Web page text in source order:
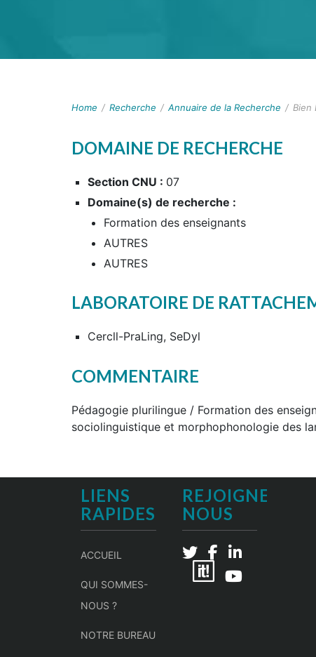
Home / Recherche / Annuaire de la Recherche / Bien
DOMAINE DE RECHERCHE
Section CNU : 07
Domaine(s) de recherche :
Formation des enseignants
AUTRES
AUTRES
LABORATOIRE DE
Cercll-PraLing, SeDyl
COMMENTAIRE
Pédagogie plurilingue / Formation des
sociolinguistique et morphophonologie des
LIENS
RAPIDES
ACCUEIL
QUI SOMMES-
NOUS ?
NOTRE BUREAU
REJOIGNEZ-
NOUS